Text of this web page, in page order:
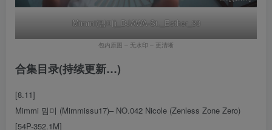
Mimmi(밈미)_DJAWA-St._Esther_30
包内原图 – 无水印 – 更清晰
合集目录(持续更新…)
[8.11]
Mimmi 밈미 (Mimmissu17)– NO.042 Nicole (Zenless Zone Zero)
[54P-352.1M]